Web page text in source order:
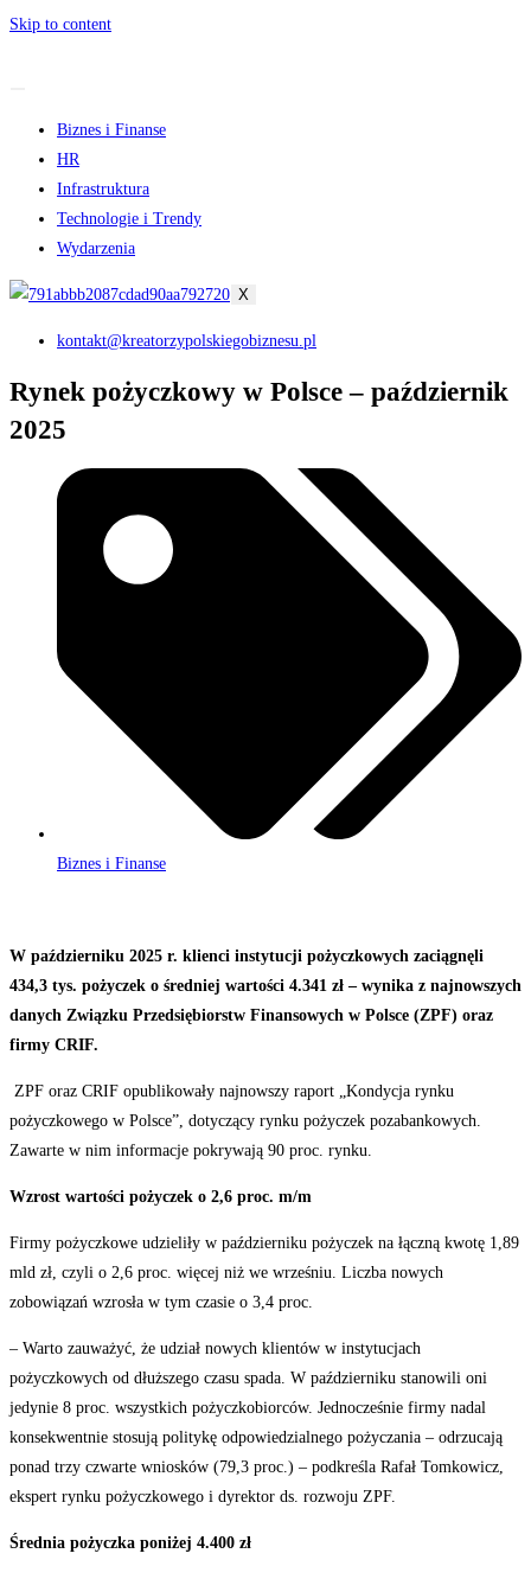
Skip to content
Biznes i Finanse
HR
Infrastruktura
Technologie i Trendy
Wydarzenia
X
kontakt@kreatorzypolskiegobiznesu.pl
Rynek pożyczkowy w Polsce – październik
2025
Biznes i Finanse
W październiku 2025 r. klienci instytucji pożyczkowych zaciągnęli
434,3 tys. pożyczek o średniej wartości 4.341 zł – wynika z najnowszych
danych Związku Przedsiębiorstw Finansowych w Polsce (ZPF) oraz
firmy CRIF.
ZPF oraz CRIF opublikowały najnowszy raport „Kondycja rynku
pożyczkowego w Polsce”, dotyczący rynku pożyczek pozabankowych.
Zawarte w nim informacje pokrywają 90 proc. rynku.
Wzrost wartości pożyczek o 2,6 proc. m/m
Firmy pożyczkowe udzieliły w październiku pożyczek na łączną kwotę 1,89
mld zł, czyli o 2,6 proc. więcej niż we wrześniu. Liczba nowych
zobowiązań wzrosła w tym czasie o 3,4 proc.
– Warto zauważyć, że udział nowych klientów w instytucjach
pożyczkowych od dłuższego czasu spada. W październiku stanowili oni
jedynie 8 proc. wszystkich pożyczkobiorców. Jednocześnie firmy nadal
konsekwentnie stosują politykę odpowiedzialnego pożyczania – odrzucają
ponad trzy czwarte wniosków (79,3 proc.) – podkreśla Rafał Tomkowicz,
ekspert rynku pożyczkowego i dyrektor ds. rozwoju ZPF.
Średnia pożyczka poniżej 4.400 zł